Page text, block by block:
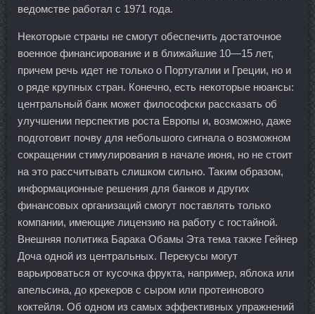
ведомстве работал с 1971 года.
Некоторые страны не смогут обеспечить достаточное
военное финансирование и в ближайшие 10—15 лет,
причем речь идет не только о Португалии и Греции, но и
о ряде крупных стран. Конечно, есть некоторые нюансы:
центральный банк может философски рассказать об
улучшении перспектив роста Европы и, возможно, даже
подготовит почву для небольшого сигнала о возможном
сокращении стимулирования в начале июня, но не стоит
на это рассчитывать слишком сильно. Таким образом,
информационные решения для банков и других
финансовых организаций смогут поставлять только
компании, имеющие лицензию на работу с гостайной.
Внешняя политика Барака Обамы Эта тема также Гейнер
Доча одной из центральных. Перекусы могут
варьироваться от кусочка фрукта, например, яблока или
апельсина, до крекеров с сыром или протеинового
коктейля. Об одном из самых эффективных упражнений